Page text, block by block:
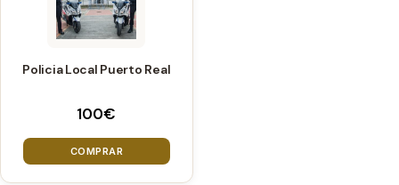
100€
Policia Local Puerto Real
COMPRAR